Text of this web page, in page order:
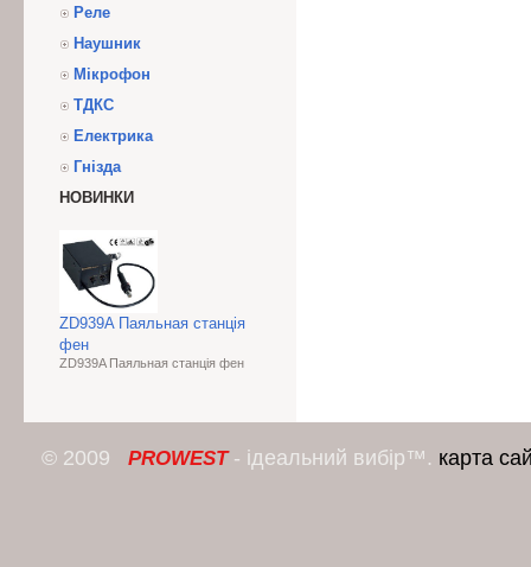
Реле
Наушник
Мікрофон
ТДКС
Електрика
Гнізда
НОВИНКИ
ZD939A Паяльная станція
фен
ZD939A Паяльная станція фен
© 2009 PROWEST- ідеальний вибір™. карта